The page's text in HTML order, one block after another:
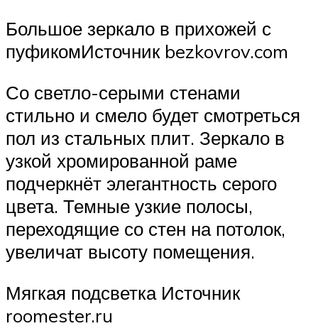
Большое зеркало в прихожей с
пуфикомИсточник bezkovrov.com
Со светло-серыми стенами
стильно и смело будет смотреться
пол из стальных плит. Зеркало в
узкой хромированной раме
подчеркнёт элегантность серого
цвета. Темные узкие полосы,
переходящие со стен на потолок,
увеличат высоту помещения.
Мягкая подсветка Источник
roomester.ru